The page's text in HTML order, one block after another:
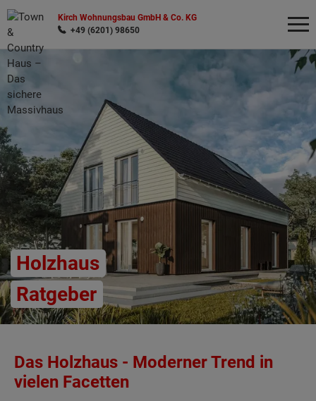
Kirch Wohnungsbau GmbH & Co. KG
+49 (6201) 98650
Holzhaus
Ratgeber
Das Holzhaus - Moderner Trend in
vielen Facetten
Wonach möchten Sie suchen?